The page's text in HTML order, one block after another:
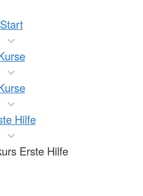
Start
Hilfe
Erste Hilfe